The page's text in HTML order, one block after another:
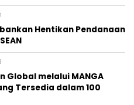
Hentikan Pendanaan
Global melalui MANGA
Tersedia dalam 100